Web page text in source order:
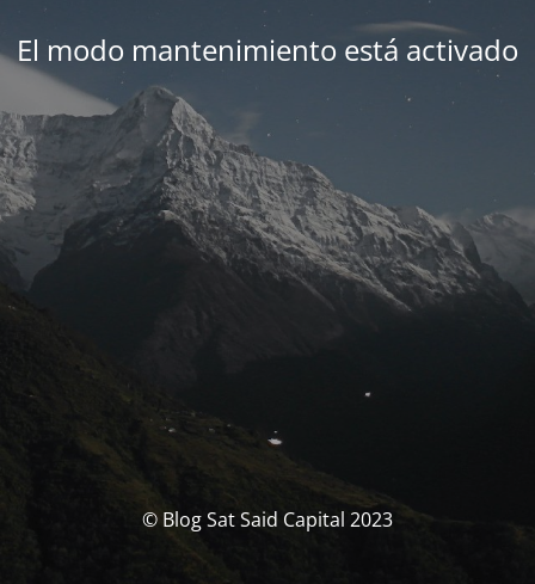
El modo mantenimiento está activado
© Blog Sat Said Capital 2023